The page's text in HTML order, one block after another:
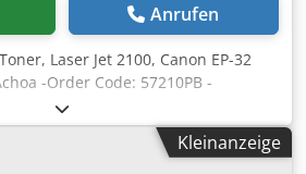
Anrufen
Laser Jet 2100, Canon EP-32
-Order Code: 57210PB -
-Gewicht: 4 kg
Kleinanzeige